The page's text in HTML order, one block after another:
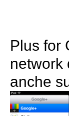
Plus for
network
anche